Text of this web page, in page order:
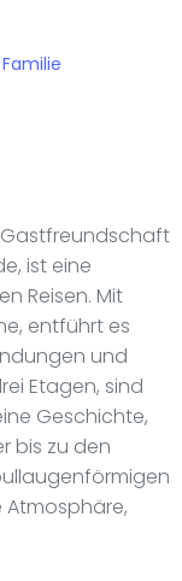
Familie
Gastfreundschaft
ist eine
Reisen. Mit
entführt es
und
Etagen, sind
Geschichte,
bis zu den